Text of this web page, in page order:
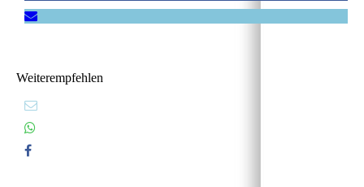
Weiterempfehlen